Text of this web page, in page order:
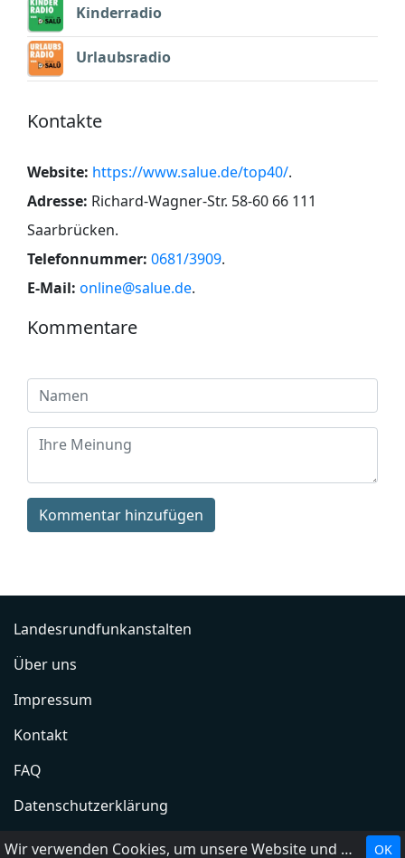
Kinderradio
Urlaubsradio
Kontakte
Website: https://www.salue.de/top40/.
Adresse: Richard-Wagner-Str. 58-60 66 111
Saarbrücken.
Telefonnummer: 0681/3909.
E-Mail: online@salue.de.
Kommentare
Kommentar hinzufügen
Landesrundfunkanstalten
Über uns
Impressum
Kontakt
FAQ
Datenschutzerklärung
Radio hinzufügen
Wir verwenden Cookies, um unsere Website und unseren Service zu optimieren. OK